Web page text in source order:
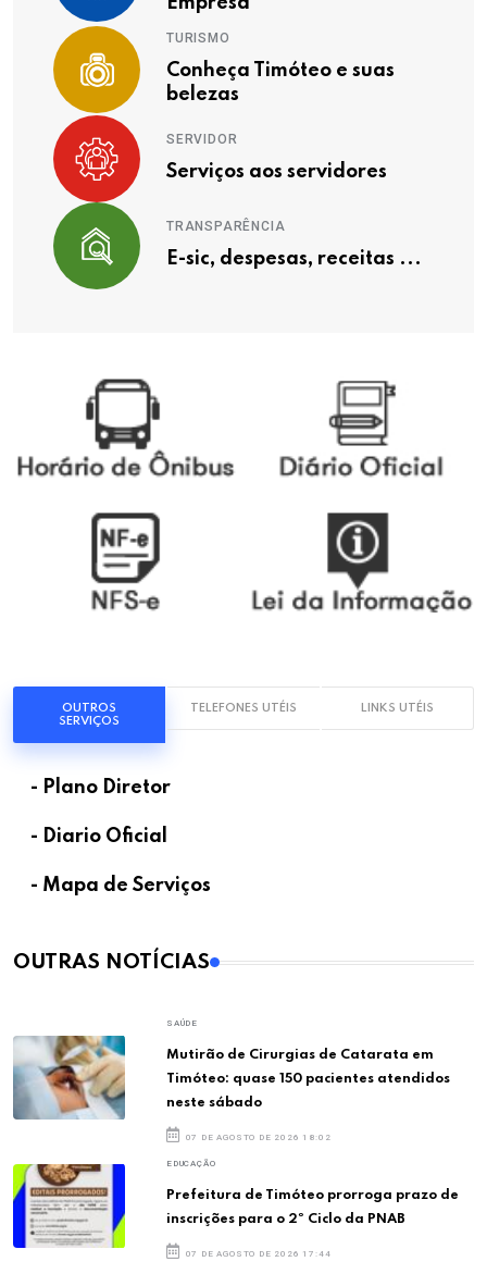
TURISMO
Conheça Timóteo e suas
belezas
SERVIDOR
Serviços aos servidores
TRANSPARÊNCIA
E-sic, despesas, receitas ...
OUTROS
SERVIÇOS
TELEFONES UTÉIS LINKS UTÉIS
- Plano Diretor
- Diario Oficial
- Mapa de Serviços
OUTRAS NOTÍCIAS
SAÚDE
Mutirão de Cirurgias de Catarata em
Timóteo: quase 150 pacientes atendidos
neste sábado
07 DE AGOSTO DE 2026 18:02
EDUCAÇÃO
Prefeitura de Timóteo prorroga prazo de
inscrições para o 2º Ciclo da PNAB
07 DE AGOSTO DE 2026 17:44